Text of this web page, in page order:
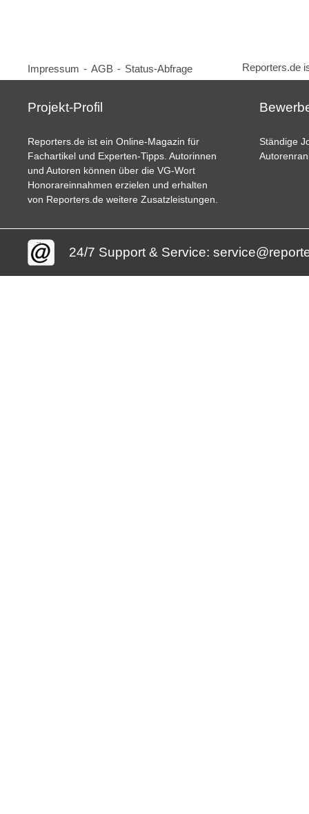
Impressum - AGB - Status-Abfrage Reporters.de
Projekt-Profil
Reporters.de ist ein Online-Magazin für
Fachartikel und Experten-Tipps. Autorinnen
und Autoren können über die VG-Wort
Honorareinnahmen erzielen und erhalten
von Reporters.de weitere Zusatzleistungen.
Ständige
24/7 Support & Service: